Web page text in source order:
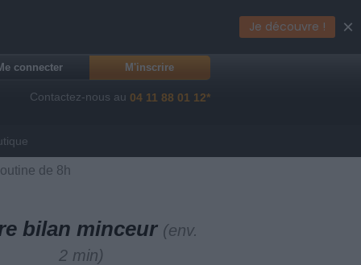
connecter M'inscrire
Contactez-nous au 04 11 88 01 12*
de 8h
bilan minceur (env.
2 min)
Je découvre ! ×